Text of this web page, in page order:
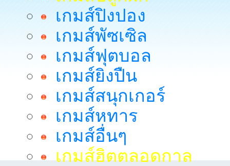
เกมส์ปิงปอง
เกมส์พัซเซิล
เกมส์ฟุตบอล
เกมส์ยิงปืน
เกมส์สนุกเกอร์
เกมส์หทาร
เกมส์อื่นๆ
เกมส์ฮิตตลอดกาล